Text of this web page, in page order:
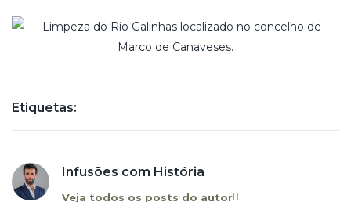
Etiquetas:
Infusões com História
Veja todos os posts do autor